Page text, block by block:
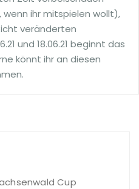
wenn ihr mitspielen wollt),
veränderten
und 18.06.21 beginnt das
könnt ihr an diesen
Cup